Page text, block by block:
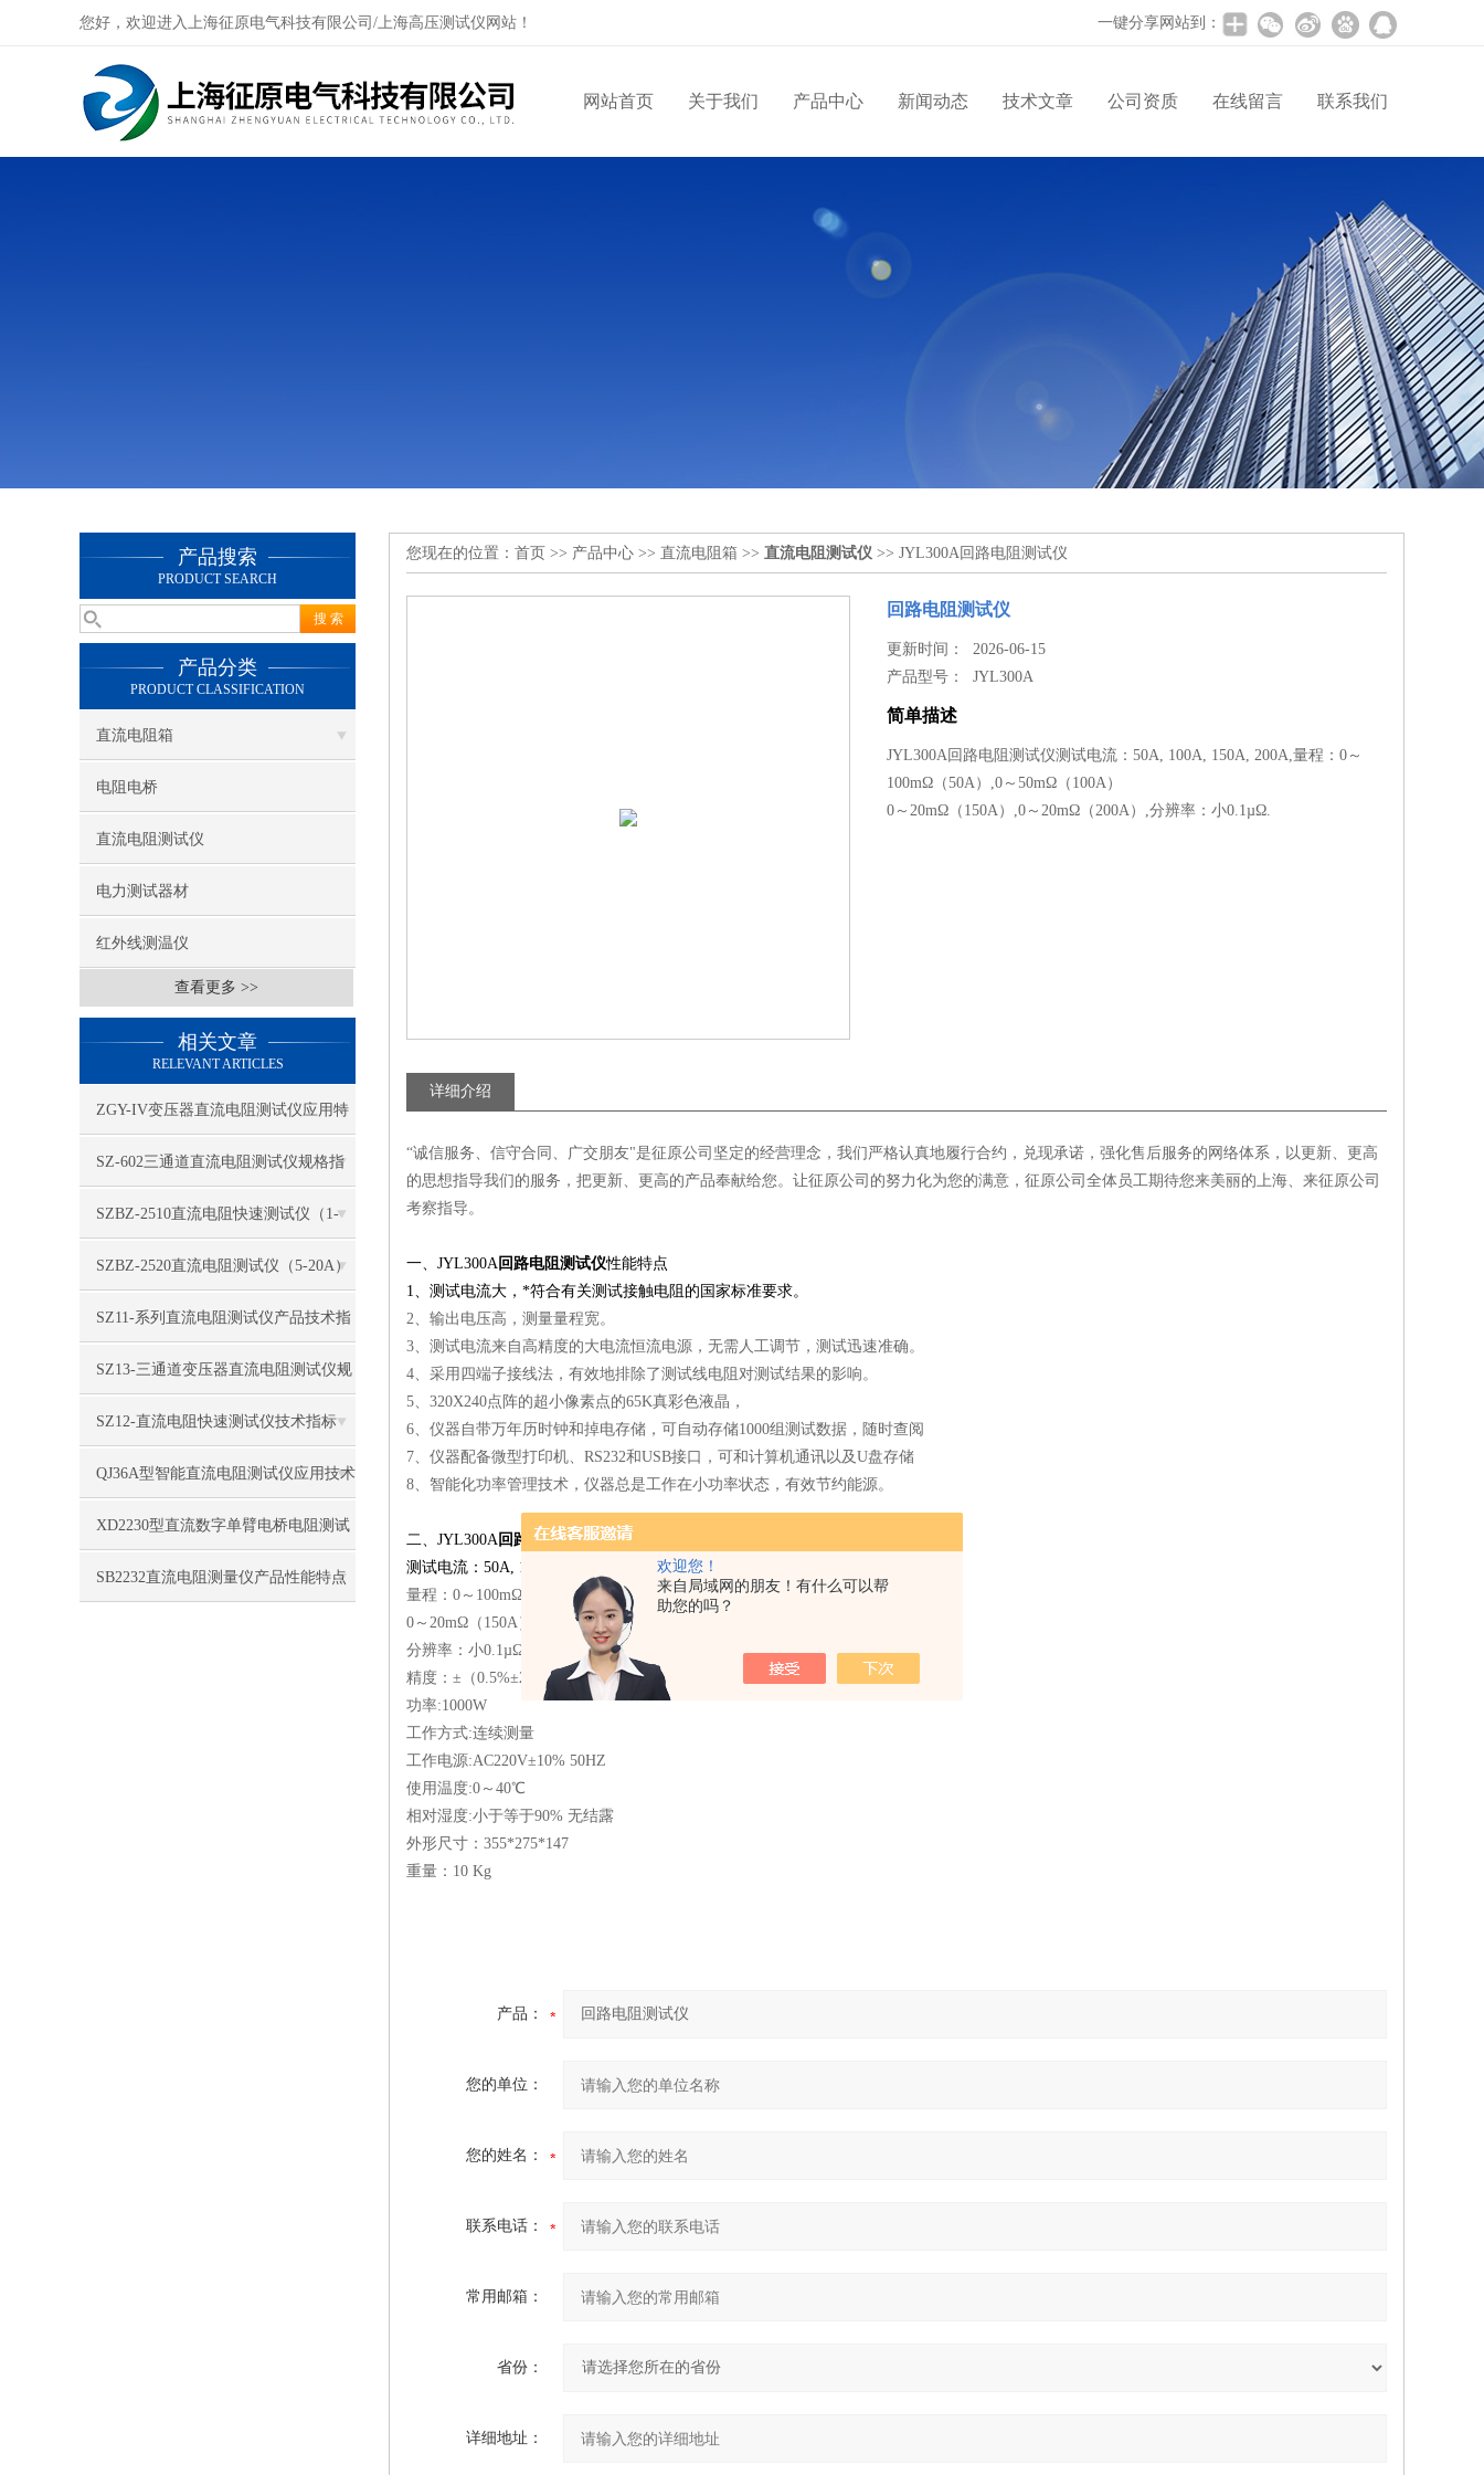
欢迎您！
来自局域网的朋友！有什么可以帮
助您的吗？
您好，欢迎进入上海征原电气科技有限公司/上海高压测试仪网站！ 一键分享网站到：
网站首页 关于我们 产品中心 新闻动态 技术文章 公司资质 在线留言 联系我们
产品搜索
PRODUCT SEARCH
产品分类
PRODUCT CLASSIFICATION
直流电阻箱
电阻电桥
直流电阻测试仪
电力测试器材
红外线测温仪
查看更多 >>
相关文章
RELEVANT ARTICLES
ZGY-IV变压器直流电阻测试仪应用特
征
​SZ-602三通道直流电阻测试仪规格指
标
SZBZ-2510直流电阻快速测试仪（1-
3A）功能特点
​SZBZ-2520直流电阻测试仪（5-20A）
性能特征
​SZ11-系列直流电阻测试仪产品技术指
标
​SZ13-三通道变压器直流电阻测试仪规
格特点
SZ12-直流电阻快速测试仪技术指标
QJ36A型智能直流电阻测试仪应用技术
特点
XD2230型直流数字单臂电桥电阻测试
仪性能特点
SB2232直流电阻测量仪产品性能特点
您现在的位置： 首页 >> 产品中心 >> 直流电阻箱 >> 直流电阻测试仪 >> JYL300A回路电阻测试仪
回路电阻测试仪
更新时间： 2026-06-15
产品型号：JYL300A
简单描述
JYL300A回路电阻测试仪测试电流：50A, 100A, 150A, 200A,量程：0～
100mΩ（50A）,0～50mΩ（100A）
0～20mΩ（150A）,0～20mΩ（200A）,分辨率：小0.1µΩ.
详细介绍
“诚信服务、信守合同、广交朋友"是征原公司坚定的经营理念，我们严格认真地履行合约，兑现承诺，强化售后服务的网络体系，以更新、更高
的思想指导我们的服务，把更新、更高的产品奉献给您。让征原公司的努力化为您的满意， 征原公司全体员工期待您来美丽的上海、来征原公司
考察指导。
一、JYL300A回路电阻测试仪性能特点
1、测试电流大，*符合有关测试接触电阻的国家标准要求。
2、输出电压高，测量量程宽。
3、测试电流来自高精度的大电流恒流电源，无需人工调节，测试迅速准确。
4、采用四端子接线法，有效地排除了测试线电阻对测试结果的影响。
5、320X240点阵的超小像素点的65K真彩色液晶，
6、仪器自带万年历时钟和掉电存储，可自动存储1000组测试数据，随时查阅
7、仪器配备微型打印机、RS232和USB接口，可和计算机通讯以及U盘存储
8、智能化功率管理技术，仪器总是工作在小功率状态，有效节约能源。
二、JYL300A回路电阻测试仪技术指标
测试电流：50A, 100A, 150A, 200A
量程：0～100mΩ（50A） 0～50mΩ（100A）
0～20mΩ（150A） 0～20mΩ（200A）
分辨率：小0.1µΩ
精度：±（0.5%±2个字）
功率:1000W
工作方式:连续测量
工作电源:AC220V±10% 50HZ
使用温度:0～40℃
相对湿度:小于等于90% 无结露
外形尺寸：355*275*147
重量：10 Kg
产品：
您的单位：
您的姓名：
联系电话：
常用邮箱：
省份：
详细地址：